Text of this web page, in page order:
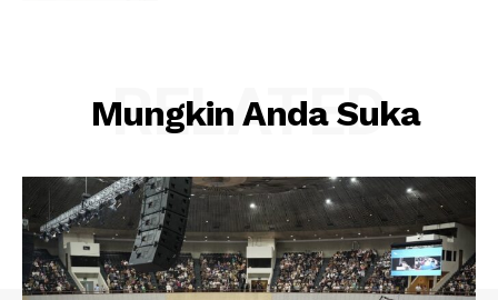
Mungkin Anda Suka
RELATED